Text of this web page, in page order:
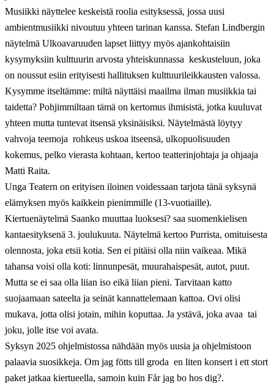
Musiikki näyttelee keskeistä roolia esityksessä, jossa uusi
ambientmusiikki nivoutuu yhteen tarinan kanssa. Stefan Lindbergin
näytelmä Ulkoavaruuden lapset liittyy myös ajankohtaisiin
kysymyksiin kulttuurin arvosta yhteiskunnassa  keskusteluun, joka
on noussut esiin erityisesti hallituksen kulttuurileikkausten valossa. 
Kysymme itseltämme: miltä näyttäisi maailma ilman musiikkia tai
taidetta? Pohjimmiltaan tämä on kertomus ihmisistä, jotka kuuluvat
yhteen mutta tuntevat itsensä yksinäisiksi. Näytelmästä löytyy
vahvoja teemoja  rohkeus uskoa itseensä, ulkopuolisuuden
kokemus, pelko vierasta kohtaan, kertoo teatterinjohtaja ja ohjaaja
Matti Raita.
Unga Teatern on erityisen iloinen voidessaan tarjota tänä syksynä
elämyksen myös kaikkein pienimmille (13-vuotiaille).
Kiertuenäytelmä Saanko muuttaa luoksesi? saa suomenkielisen
kantaesityksenä 3. joulukuuta. Näytelmä kertoo Purrista, omituisesta
olennosta, joka etsii kotia. Sen ei pitäisi olla niin vaikeaa. Mikä
tahansa voisi olla koti: linnunpesät, muurahaispesät, autot, puut.
Mutta se ei saa olla liian iso eikä liian pieni. Tarvitaan katto
suojaamaan sateelta ja seinät kannattelemaan kattoa. Ovi olisi
mukava, jotta olisi jotain, mihin koputtaa. Ja ystävä, joka avaa  tai
joku, jolle itse voi avata.
Syksyn 2025 ohjelmistossa nähdään myös uusia ja ohjelmistoon
palaavia suosikkeja. Om jag fötts till groda  en liten konsert i ett stort
paket jatkaa kiertueella, samoin kuin Får jag bo hos dig?.